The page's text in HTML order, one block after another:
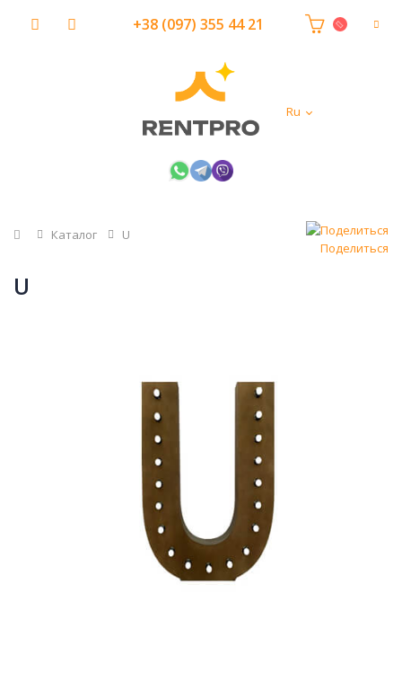
Ru
+38 (097) 355 44 21
Главная
Каталог
U
Поделиться
U